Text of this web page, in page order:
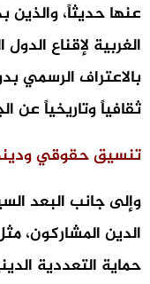
عنها حديثاً،
الغربية لإقناع
بالاعتراف الرسمي
ثقافياً وتاريخياً عن
​تنسيق حقوقي
وإلى جانب البعد
الدين المشاركون،
حماية التعددية